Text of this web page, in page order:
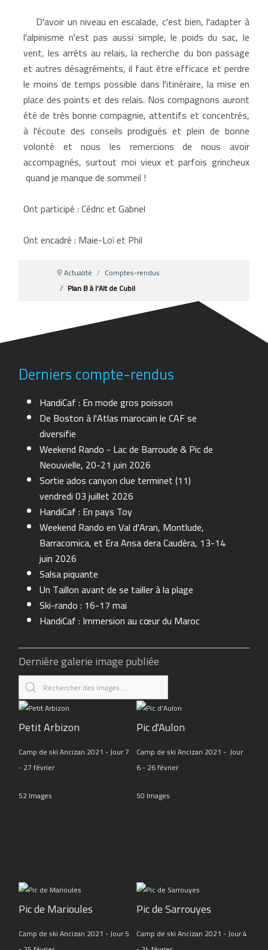
D'avoir un niveau en escalade, c'est bien, l'adapter à
l'alpinisme n'est pas aussi simple, le poids du sac, le
vent, les arrêts au relais, la recherche du bon passage
et autres désagréments, il faut être efficace et perdre
le moins de temps possible dans l'itinéraire, la mise en
place des points et des relais. Nos compagnons auront
été de très bonne compagnie, attentifs et concentrés,
à l'écoute des conseils prodigués et plein de bonne
volonté et nous les remercions de nous avoir
accompagnés, surtout moi vieux et parfois grincheux
quand je manque de sommeil !
Ont participé : Cédric et Gabriel
Ont encadré : Maie-Loï et Phil
Actualité
Comptes-rendus
Plan B à l'Alt de Cubil
Derniers compte-rendus
HandiCaf : En mode gros poisson
De Boston à l'Atlas marocain le CAF se
diversifie
Weekend Rando - Lac de Barroude & Pic de
Neouvielle, 20-21 juin 2026
Sortie ados canyon clue terminet (11)
vendredi 03 juillet 2026
HandiCaf : En pays Toy
Weekend Rando en Val d'Aran, Montlude,
Barracomica, et Era Ansa dera Caudèra, 13-14
juin 2026
Salsa piquante
Un Taillon avant de se tailler à la plage
Ski-rando : 16-17 mai
HandiCaf : Immersion au cœur du Maroc
Dernière galerie image publiée
Petit Arbizon
Camp de ski Ancizan 2021 - Jour 7
- 27 février
52 Images
Pic d'Aulon
Camp de ski Ancizan 2021 - Jour
6 - 26 février
50 Images
Pic de Marioules
Camp de ski Ancizan 2021 - Jour 5
Pic de Sarrouyes
Camp de ski Ancizan 2021 - Jour 4